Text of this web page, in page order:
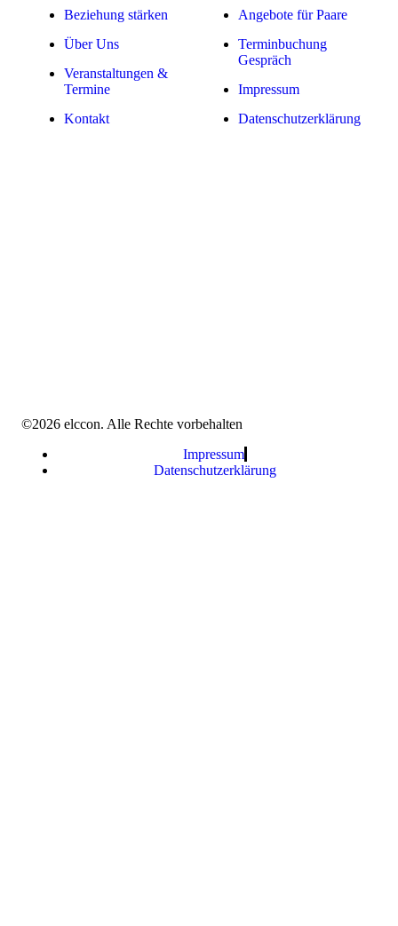
Beziehung stärken
Über Uns
Veranstaltungen &
Termine
Kontakt
Angebote für Paare
Terminbuchung
Gespräch
Impressum
Datenschutzerklärung
©2026 elccon. Alle Rechte vorbehalten
Impressum
Datenschutzerklärung